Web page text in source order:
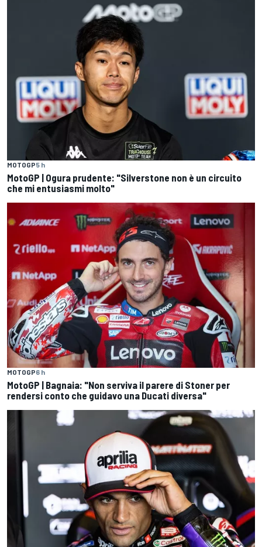
MOTOGP5 h
MotoGP | Ogura prudente: "Silverstone non è un circuito
che mi entusiasmi molto"
MOTOGP6 h
MotoGP | Bagnaia: "Non serviva il parere di Stoner per
rendersi conto che guidavo una Ducati diversa"